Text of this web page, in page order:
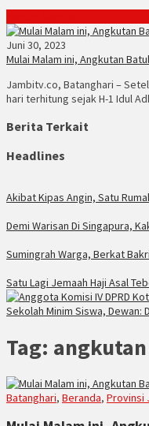
Juni 30, 2023
Mulai Malam ini, Angkutan
Jambitv.co, Batanghari –
hari terhitung sejak H-1 Idul
Berita Terkait
Headlines
Akibat Kipas Angin, Satu
Demi Warisan Di Singapura,
Sumingrah Warga, Berkat
Satu Lagi Jemaah Haji Asal
Sekolah Minim Siswa, Dewan:
Tag:
Batanghari, Beranda, Provinsi